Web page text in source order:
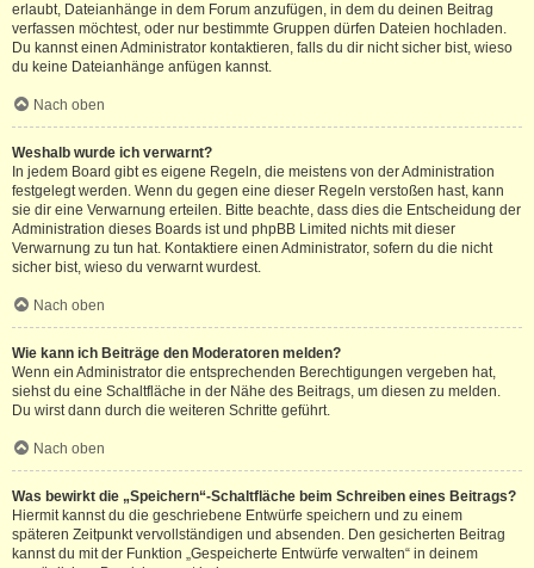
erlaubt, Dateianhänge in dem Forum anzufügen, in dem du deinen Beitrag
verfassen möchtest, oder nur bestimmte Gruppen dürfen Dateien hochladen.
Du kannst einen Administrator kontaktieren, falls du dir nicht sicher bist, wieso
du keine Dateianhänge anfügen kannst.
Nach oben
Weshalb wurde ich verwarnt?
In jedem Board gibt es eigene Regeln, die meistens von der Administration
festgelegt werden. Wenn du gegen eine dieser Regeln verstoßen hast, kann
sie dir eine Verwarnung erteilen. Bitte beachte, dass dies die Entscheidung der
Administration dieses Boards ist und phpBB Limited nichts mit dieser
Verwarnung zu tun hat. Kontaktiere einen Administrator, sofern du die nicht
sicher bist, wieso du verwarnt wurdest.
Nach oben
Wie kann ich Beiträge den Moderatoren melden?
Wenn ein Administrator die entsprechenden Berechtigungen vergeben hat,
siehst du eine Schaltfläche in der Nähe des Beitrags, um diesen zu melden.
Du wirst dann durch die weiteren Schritte geführt.
Nach oben
Was bewirkt die „Speichern“-Schaltfläche beim Schreiben eines Beitrags?
Hiermit kannst du die geschriebene Entwürfe speichern und zu einem
späteren Zeitpunkt vervollständigen und absenden. Den gesicherten Beitrag
kannst du mit der Funktion „Gespeicherte Entwürfe verwalten“ in deinem